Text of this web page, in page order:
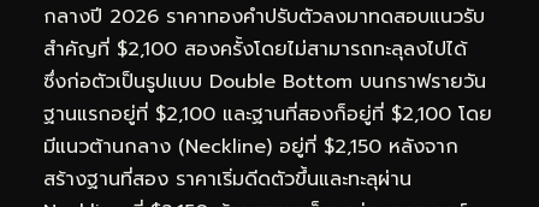
กลางปี 2026 ราคาทองคำปรับตัวลงมาทดสอบแนวรับ
สำคัญที่ $2,100 สองครั้งโดยไม่สามารถทะลุลงไปได้
ซึ่งก่อตัวเป็นรูปแบบ Double Bottom บนกราฟรายวัน
ฐานแรกอยู่ที่ $2,100 และฐานที่สองก็อยู่ที่ $2,100 โดย
มีแนวต้านกลาง (Neckline) อยู่ที่ $2,150 หลังจาก
สร้างฐานที่สอง ราคาเริ่มดีดตัวขึ้นและทะลุผ่าน